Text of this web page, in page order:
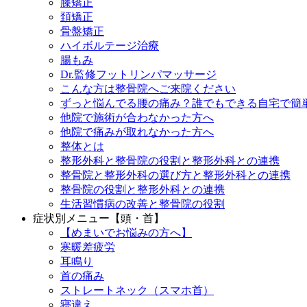
膝矯正
頚矯正
骨盤矯正
ハイボルテージ治療
腸もみ
Dr.監修フットリンパマッサージ
こんな方は整骨院へご来院ください
ずっと悩んでる腰の痛み？誰でもできる自宅で簡
他院で施術が合わなかった方へ
他院で痛みが取れなかった方へ
整体とは
整形外科と整骨院の役割と整形外科との連携
整骨院と整形外科の選び方と整形外科との連携
整骨院の役割と整形外科との連携
生活習慣病の改善と整骨院の役割
症状別メニュー【頭・首】
【めまいでお悩みの方へ】
寒暖差疲労
耳鳴り
首の痛み
ストレートネック（スマホ首）
寝違え